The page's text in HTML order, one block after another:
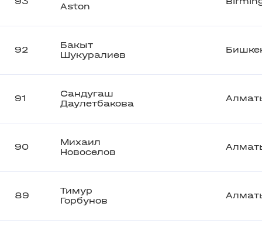
Aston
92
Бакыт
Шукуралиев
91
Сандугаш
Даулетбакова
90
Михаил
Новоселов
89
Тимур
Горбунов